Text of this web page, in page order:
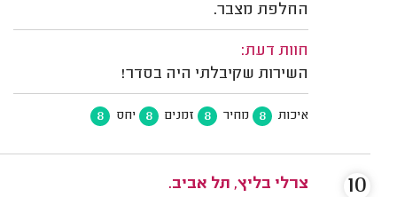
החלפת מצבר.
חוות דעת:
השירות שקיבלתי היה בסדר!
איכות 8 מחיר 8 זמנים 8 יחס 8
צרלי בליץ, תל אביב.
10